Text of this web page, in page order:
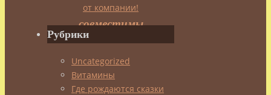
совместимы
ли
они?
от компании!
Рубрики
Uncategorized
Витамины
Где рождаются сказки